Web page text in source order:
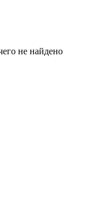
не найдено